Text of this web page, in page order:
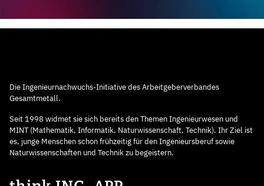
Die Ingenieurnachwuchs-Initiative des Arbeitgeberverbandes
Gesamtmetall.
Seit 1998 widmet sie sich bereits den Themen Ingenieurwesen und
MINT (Mathematik, Informatik, Naturwissenschaft, Technik). Ihr Ziel ist
es, junge Menschen schon frühzeitig für den Ingenieursberuf sowie
Naturwissenschaften und Technik zu begeistern.